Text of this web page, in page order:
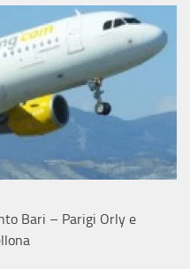
Bari – Parigi Orly e